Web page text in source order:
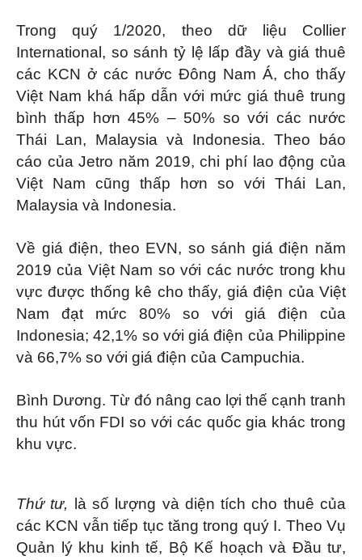
Trong quý 1/2020, theo dữ liệu Collier
International, so sánh tỷ lệ lấp đầy và giá thuê
các KCN ở các nước Đông Nam Á, cho thấy
Việt Nam khá hấp dẫn với mức giá thuê trung
bình thấp hơn 45% – 50% so với các nước
Thái Lan, Malaysia và Indonesia. Theo báo
cáo của Jetro năm 2019, chi phí lao động của
Việt Nam cũng thấp hơn so với Thái Lan,
Malaysia và Indonesia.
Về giá điện, theo EVN, so sánh giá điện năm
2019 của Việt Nam so với các nước trong khu
vực được thống kê cho thấy, giá điện của Việt
Nam đạt mức 80% so với giá điện của
Indonesia; 42,1% so với giá điện của Philippine
và 66,7% so với giá điện của Campuchia.
Bình Dương. Từ đó nâng cao lợi thế cạnh tranh
thu hút vốn FDI so với các quốc gia khác trong
khu vực.
Thứ tư,
là số lượng và diện tích cho thuê của
các KCN vẫn tiếp tục tăng trong quý I. Theo Vụ
Quản lý khu kinh tế, Bộ Kế hoạch và Đầu tư,